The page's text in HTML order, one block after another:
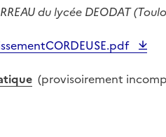
du lycée DEODAT
(provisoirement